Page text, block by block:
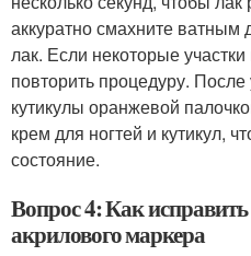
аккуратно смахните ватным
лак. Если некоторые
повторить процедуру.
кутикулы оранжевой
крем для ногтей и кутикул,
состояние.
Вопрос 4: Как
акрилового маркера